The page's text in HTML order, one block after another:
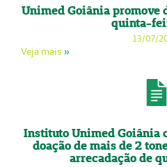
Unimed Goiânia promove
quinta-
13/07/
Veja mais »
Instituto Unimed Goiânia
doação de mais de 2
arrecadação de